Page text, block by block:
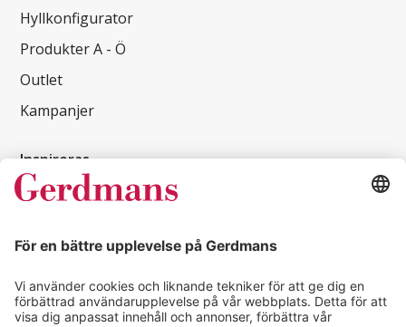
Hyllkonfigurator
Produkter A - Ö
Outlet
Kampanjer
Inspireras
Kundcase
Läsvärt
Kontakt